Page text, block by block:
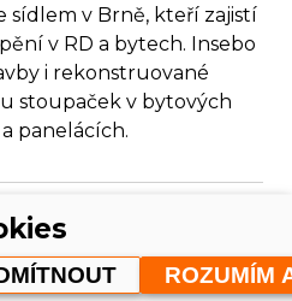
sídlem v Brně, kteří zajistí
v RD a bytech. Insebo
i rekonstruované
stoupaček v bytových
panelácích.
spol. s r. o.
ROZUMÍM